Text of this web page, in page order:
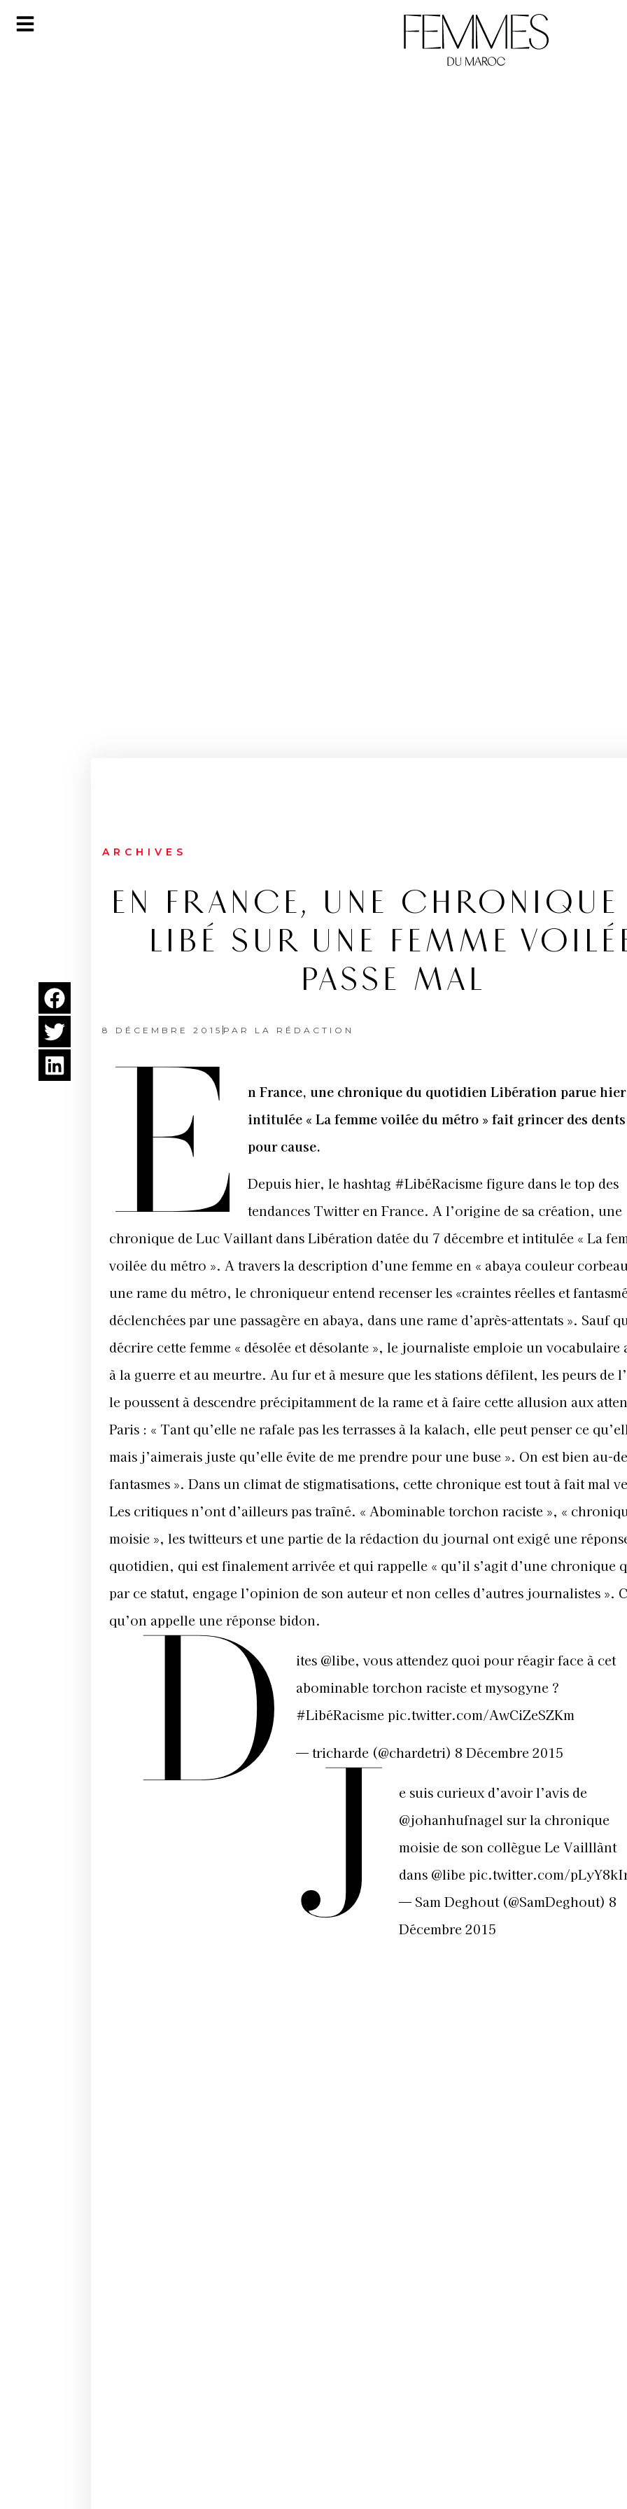
ARCHIVES
EN FRANCE, UNE CHRONIQUE
LIBÉ SUR UNE FEMME
PASSE MAL
8 DÉCEMBRE 2015 PAR LA RÉDACTION
E
n France, une chronique du quotidien Libération parue
intitulée « La femme voilée du métro » fait grincer des
pour cause.
Depuis hier, le hashtag #LibéRacisme figure dans le top des
tendances Twitter en France. A l’origine de sa création, une
chronique de Luc Vaillant dans Libération datée du 7 décembre et intitulée « La
voilée du métro ». A travers la description d’une femme en « abaya couleur
une rame du métro, le chroniqueur entend recenser les «craintes réelles et
déclenchées par une passagère en abaya, dans une rame d’après-attentats ». Sauf
décrire cette femme « désolée et désolante », le journaliste emploie un vocabulaire
à la guerre et au meurtre. Au fur et à mesure que les stations défilent, les peurs de
le poussent à descendre précipitamment de la rame et à faire cette allusion aux
Paris : « Tant qu’elle ne rafale pas les terrasses à la kalach, elle peut penser ce
mais j’aimerais juste qu’elle évite de me prendre pour une buse ». On est bien au-
fantasmes ». Dans un climat de stigmatisations, cette chronique est tout à fait mal
Les critiques n’ont d’ailleurs pas traîné. « Abominable torchon raciste », «
moisie », les twitteurs et une partie de la rédaction du journal ont exigé une
quotidien, qui est finalement arrivée et qui rappelle « qu’il s’agit d’une chronique
par ce statut, engage l’opinion de son auteur et non celles d’autres journalistes ».
qu’on appelle une réponse bidon.
D ites @libe, vous attendez quoi pour réagir face à cet
abominable torchon raciste et mysogyne ?
#LibéRacismepic.twitter.com/AwCiZeSZKm
— tricharde (@chardetri) 8 Décembre 2015
J
e suis curieux d’avoir l’avis de
@johanhufnagel sur la chronique
moisie de son collègue Le Vailllànt
dans @libepic.twitter.com/
— Sam Deghout (@SamDeghout) 8
Décembre 2015